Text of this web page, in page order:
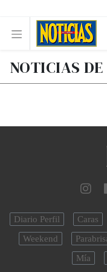
NOTICIAS
Diario Perfil Caras
Weekend
Mía